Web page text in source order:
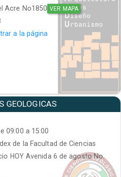
Acre No1850 VER MAPA
a la página
GEOLOGICAS
09:00 a 15:00
de la Facultad de Ciencias
HOY Avenida 6 de agosto No.